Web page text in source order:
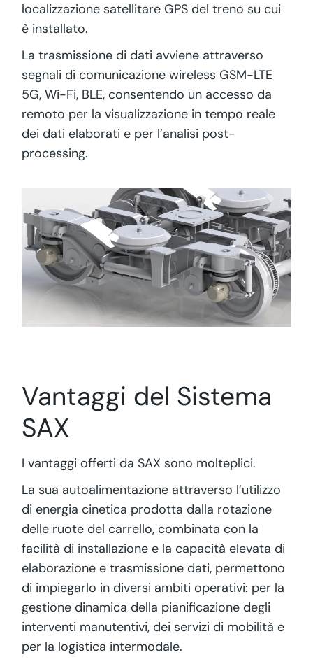
localizzazione satellitare GPS del treno su cui
è installato.
La trasmissione di dati avviene attraverso
segnali di comunicazione wireless GSM-LTE
5G, Wi-Fi, BLE, consentendo un accesso da
remoto per la visualizzazione in tempo reale
dei dati elaborati e per l’analisi post-
processing.
Vantaggi del Sistema
SAX
I vantaggi offerti da SAX sono molteplici.
La sua autoalimentazione attraverso l’utilizzo
di energia cinetica prodotta dalla rotazione
delle ruote del carrello, combinata con la
facilità di installazione e la capacità elevata di
elaborazione e trasmissione dati, permettono
di impiegarlo in diversi ambiti operativi: per la
gestione dinamica della pianificazione degli
interventi manutentivi, dei servizi di mobilità e
per la logistica intermodale.